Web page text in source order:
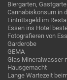
Biergarten,
Cannabiskonsum in
Eintrittsgeld im
Essen ins Hotel
Fotografieren von
Garderobe
GEMA
Glas Mineralwasser
Hausgemacht
Lange Wartezeit